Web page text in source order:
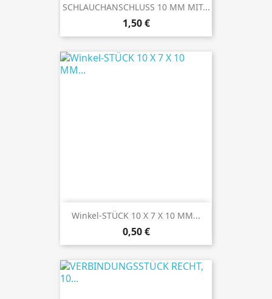
SCHLAUCHANSCHLUSS 10 MM MIT...
Preis
1,50 €
Winkel-STÜCK 10 X 7 X 10 MM...
Preis
0,50 €